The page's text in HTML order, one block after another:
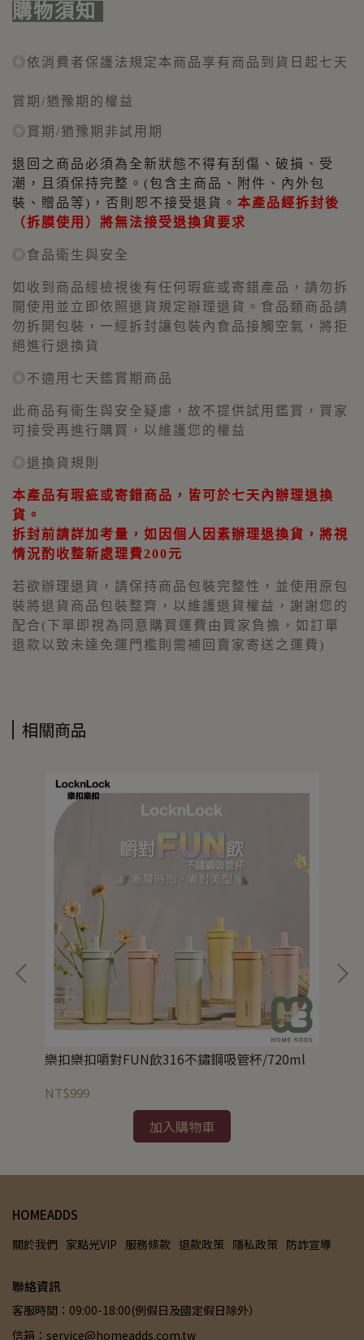
購物須知
◎依消費者保護法規定本商品享有商品到貨日起七天
賞期/猶豫期的權益
◎賞期/猶豫期非試用期
退回之商品必須為全新狀態不得有刮傷、破損、受
潮，且須保持完整。(包含主商品、附件、內外包
裝、贈品等)，否則恕不接受退貨。 本產品經拆封後
（拆膜使用）將無法接受退換貨要求
◎食品衛生與安全
如收到商品經檢視後有任何瑕疵或寄錯產品，請勿拆
開使用並立即依照退貨規定辦理退貨。食品類商品請
勿拆開包裝，一經拆封讓包裝內食品接觸空氣，將拒
絕進行退換貨
◎不適用七天鑑賞期商品
此商品有衛生與安全疑慮，故不提供試用鑑賞，買家
可接受再進行購買，以維護您的權益
◎退換貨規則
本產品有瑕疵或寄錯商品，皆可於七天內辦理退換
貨。
拆封前請詳加考量， 如因個人因素辦理退換貨，將視
情況酌收整新處理費200元
若欲辦理退貨，請保持商品包裝完整性，並使用原包
裝將退貨商品包裝整齊，以維護退貨權益，謝謝您的
配合(下單即視為同意購買運費由買家負擔，如訂單
退款以致未達免運門檻則需補回賣家寄送之運費)
相關商品
樂扣樂扣嚼對FUN飲316不鏽鋼吸管杯/720ml
NT$999
加入購物車
HOMEADDS
關於我們 家點光VIP 服務條款 退款政策 隱私政策 防詐宣導
聯絡資訊
客服時間：09:00-18:00(例假日及國定假日除外）
信箱：service@homeadds.com.tw